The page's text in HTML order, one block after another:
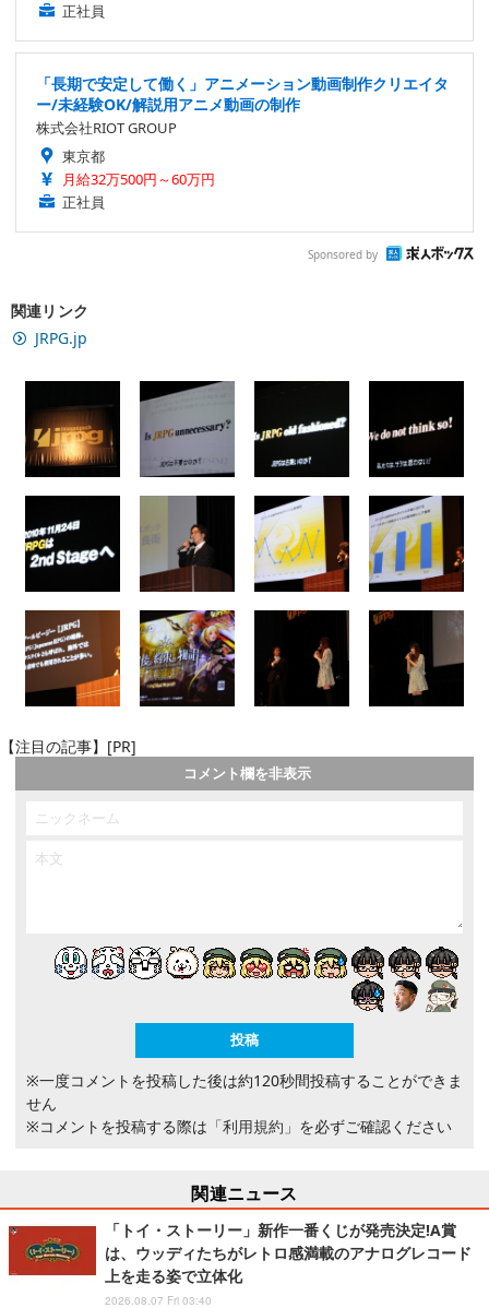
正社員
「長期で安定して働く」アニメーション動画制作クリエイタ
ー/未経験OK/解説用アニメ動画の制作
株式会社RIOT GROUP
東京都
月給32万500円～60万円
正社員
Sponsored by
関連リンク
JRPG.jp
【注目の記事】[PR]
コメント欄を非表示
※一度コメントを投稿した後は約120秒間投稿することができま
せん
※コメントを投稿する際は 「利用規約」 を必ずご確認ください
関連ニュース
「トイ・ストーリー」新作一番くじが発売決定!A賞
は、ウッディたちがレトロ感満載のアナログレコード
上を走る姿で立体化
2026.08.07 Fri 03:40